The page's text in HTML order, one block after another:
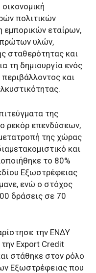
πολιτικών
εμπορικών εταίρων,
υλών,
σταθερότητας και
τη δημιουργία ενός
και
της
ρεκόρ επενδύσεων,
της χώρας
και
το 80%
Εξωστρέφειας
ενώ ο στόχος
δράσεις σε 70
την ΕΝΔΥ
Export Credit
στάθηκε στον ρόλο
Εξωστρέφειας που